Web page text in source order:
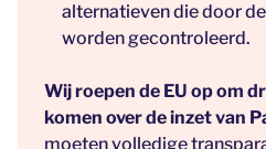
alternatieven die door
worden gecontroleerd.
Wij roepen de EU op om
komen over de inzet van
moeten volledige